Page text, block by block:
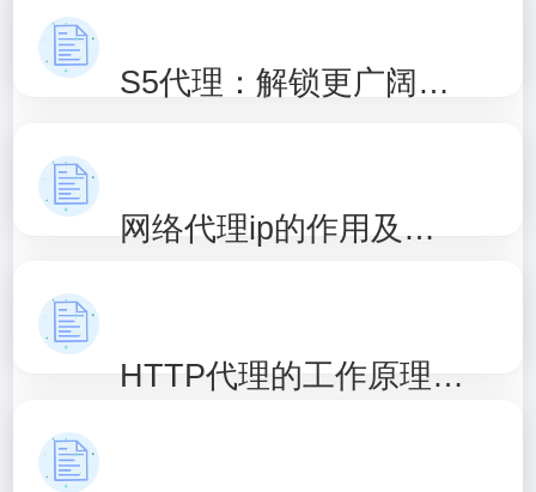
S5代理：解锁更广阔的网络世界
网络代理ip的作用及原理解析
HTTP代理的工作原理及应用场景